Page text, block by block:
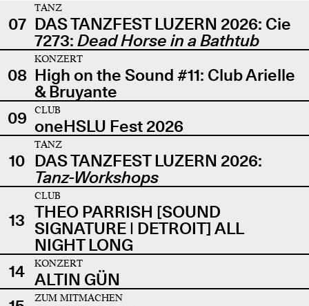
07
TANZ
DAS TANZFEST LUZERN 2026: Cie
7273: Dead Horse in a Bathtub
08
KONZERT
High on the Sound #11: Club Arielle
& Bruyante
09
CLUB
oneHSLU Fest 2026
10
TANZ
DAS TANZFEST LUZERN 2026:
Tanz-Workshops
13
CLUB
THEO PARRISH [SOUND
SIGNATURE | DETROIT] ALL
NIGHT LONG
14
KONZERT
ALTIN GÜN
ZUM MITMACHEN